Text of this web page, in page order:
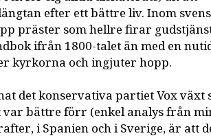
efter ett bättre liv. Inom
präster som hellre firar
ifrån 1800-talet än med en
kyrkorna och ingjuter hopp.
det konservativa partiet Vox växt
var bättre förr (enkel analys från
i Spanien och i Sverige, är att